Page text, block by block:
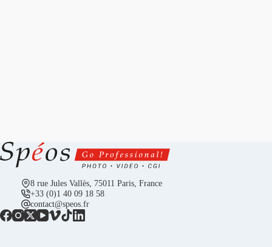
8 rue Jules Vallès, 75011 Paris, France
+33 (0)1 40 09 18 58
contact@speos.fr